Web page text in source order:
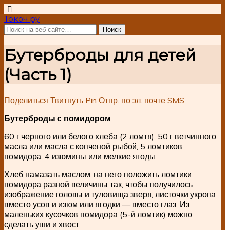
Токоч.ру
Бутерброды для детей
(Часть 1)
Поделиться Твитнуть Pin Отпр. по эл. почте SMS
Бутерброды с помидором
60 г черного или белого хлеба (2 ломтя), 50 г ветчинного
масла или масла с копченой рыбой, 5 ломтиков
помидора, 4 изюмины или мелкие ягоды.
Хлеб намазать маслом, на него положить ломтики
помидора разной величины так, чтобы получилось
изображение головы и туловища зверя, листочки укропа
вместо усов и изюм или ягодки — вместо глаз. Из
маленьких кусочков помидора (5-й ломтик) можно
сделать уши и хвост.